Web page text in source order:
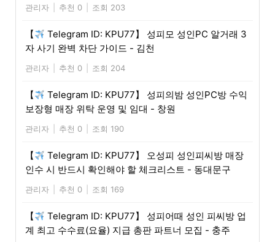
관리자 추천 0 조회 203
【
Telegram ID: KPU77】 성피모 성인PC 알거래 3
자 사기 완벽 차단 가이드 - 김천
관리자 추천 0 조회 204
【
Telegram ID: KPU77】 성피의밤 성인PC방 수익
보장형 매장 위탁 운영 및 임대 - 창원
관리자 추천 0 조회 190
【
Telegram ID: KPU77】 오성피 성인피씨방 매장
인수 시 반드시 확인해야 할 체크리스트 - 동대문구
관리자 추천 0 조회 169
【
Telegram ID: KPU77】 성피어때 성인 피씨방 업
계 최고 수수료(요율) 지급 총판 파트너 모집 - 충주